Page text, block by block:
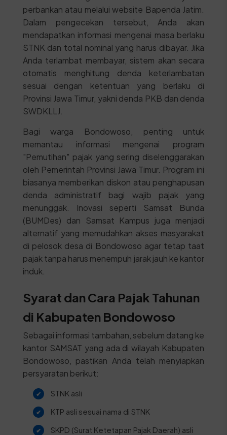
perbankan atau melalui website Bapenda Jatim.
Dalam pengecekan tersebut, Anda akan
mendapatkan informasi mengenai masa berlaku
STNK dan total nominal yang harus dibayar. Jika
Anda terlambat membayar, sistem akan secara
otomatis menghitung denda keterlambatan
sesuai dengan ketentuan yang berlaku di
Provinsi Jawa Timur, yakni denda PKB dan denda
SWDKLLJ.
Bagi warga Bondowoso, penting untuk
memantau informasi mengenai program
"Pemutihan" pajak yang sering diselenggarakan
oleh Pemerintah Provinsi Jawa Timur. Program ini
biasanya memberikan diskon atau penghapusan
denda administratif bagi wajib pajak yang
menunggak. Inovasi seperti Samsat Bunda
(BUMDes) dan Samsat Kampus juga menjadi
alternatif yang memudahkan akses masyarakat
di pelosok desa di Bondowoso agar tetap taat
pajak tanpa harus menempuh jarak jauh ke kantor
induk.
Syarat dan Cara Pajak Tahunan
di Kabupaten Bondowoso
Sebagai informasi tambahan, sebelum datang ke
kantor SAMSAT yang ada di wilayah Kabupaten
Bondowoso, pastikan Anda telah menyiapkan
persyaratan berikut:
STNK asli
KTP asli sesuai nama di STNK
SKPD (Surat Ketetapan Pajak Daerah) asli